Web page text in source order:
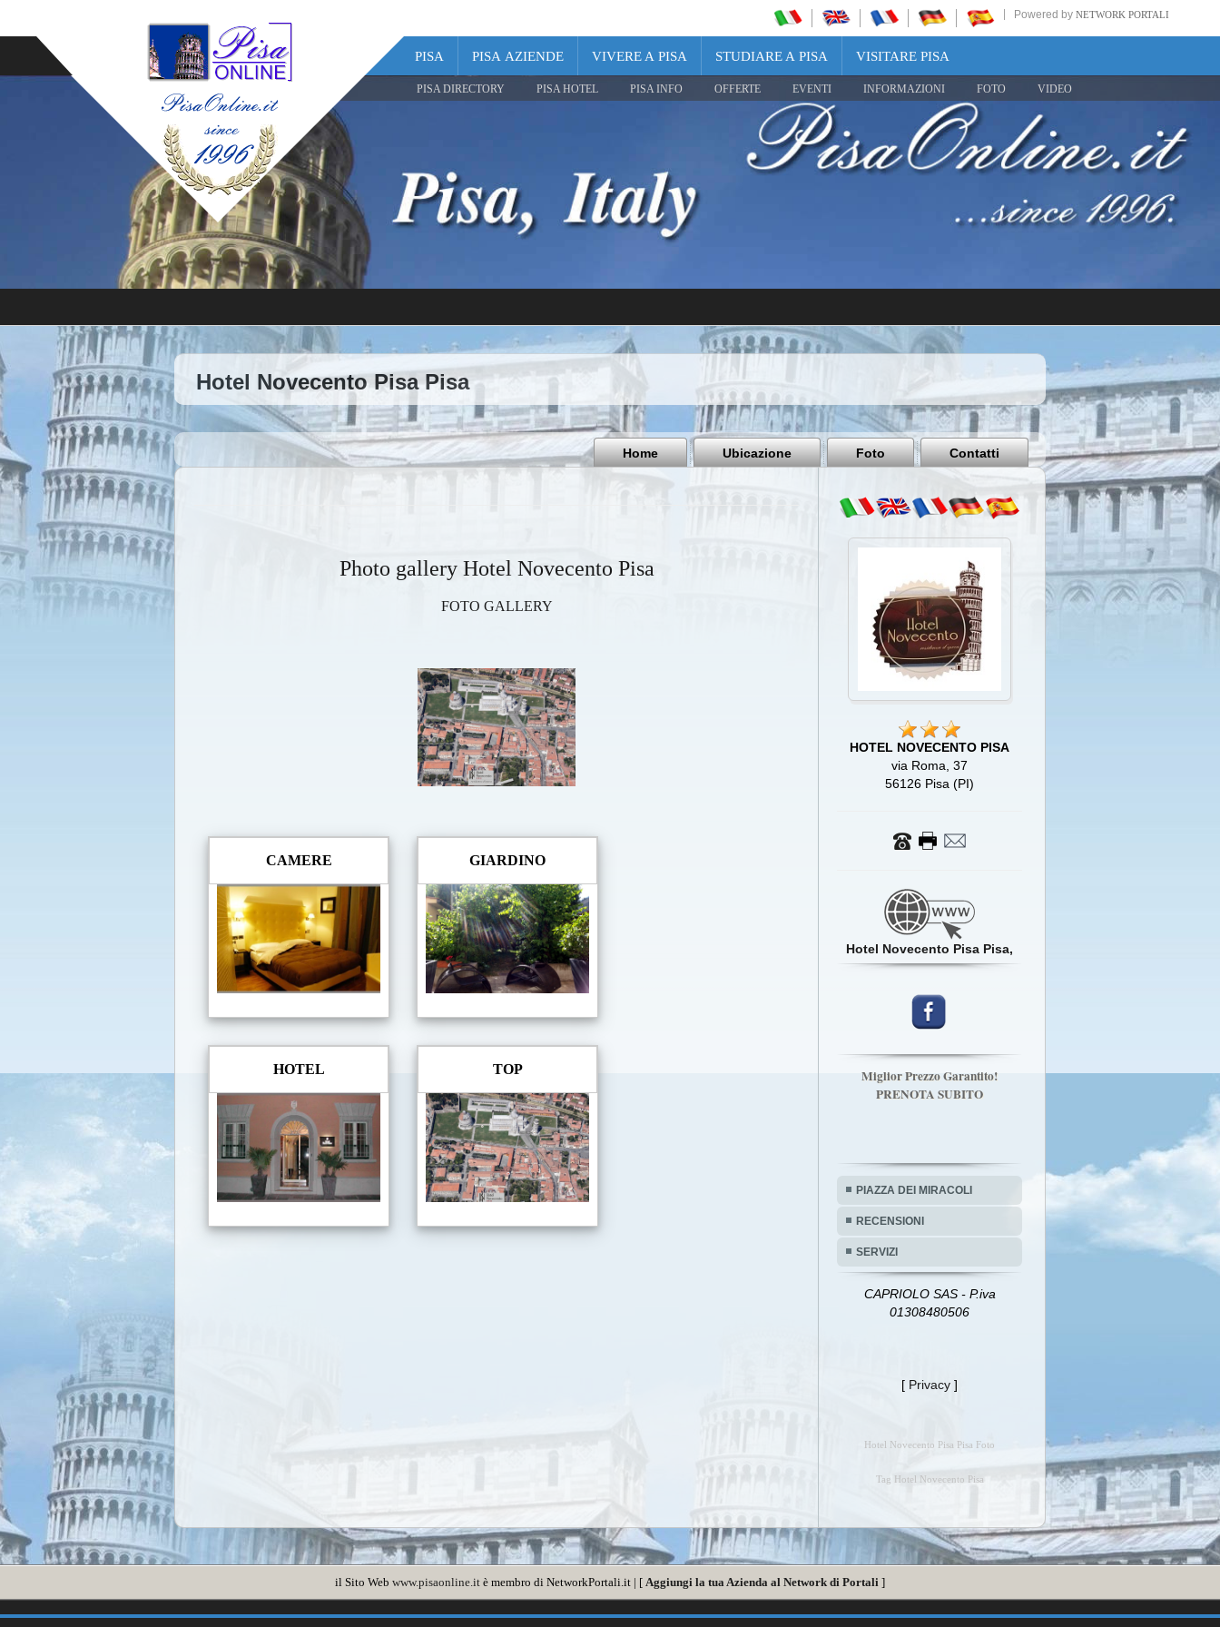
Powered by NETWORK PORTALI
PISA PISA AZIENDE VIVERE A PISA STUDIARE A PISA VISITARE PISA
PISA DIRECTORY PISA HOTEL PISA INFO OFFERTE EVENTI INFORMAZIONI FOTO VIDEO
Share
Pisa
Italy
Hotel Novecento Pisa Pisa
Home Ubicazione Foto Contatti
Photo gallery Hotel Novecento Pisa
FOTO GALLERY
CAMERE GIARDINO
HOTEL TOP
HOTEL NOVECENTO PISA
via Roma, 37
56126 Pisa (PI)
Hotel Novecento Pisa Pisa,
Miglior Prezzo Garantito!
PRENOTA SUBITO
PIAZZA DEI MIRACOLI
RECENSIONI
SERVIZI
CAPRIOLO SAS - P.iva
01308480506
[ Privacy ]
Hotel Novecento Pisa Pisa Foto
Tag Hotel Novecento Pisa
il Sito Web www.pisaonline.it è membro di NetworkPortali.it | [ Aggiungi la tua Azienda al Network di Portali ]